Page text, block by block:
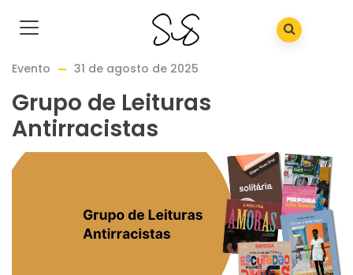
Evento 31 de agosto de 2025
Grupo de Leituras
Antirracistas